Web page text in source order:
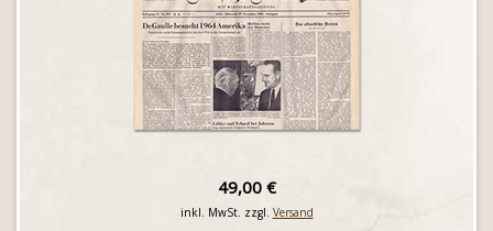
49,00 €
inkl. MwSt. zzgl. Versand